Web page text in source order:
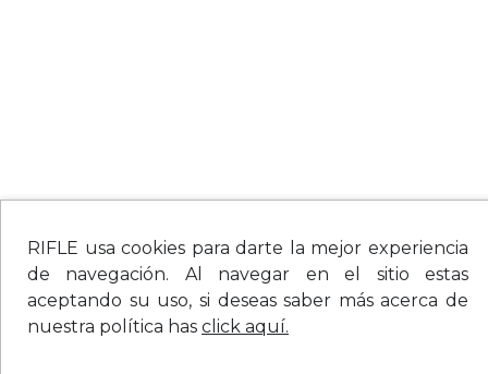
RIFLE usa cookies para darte la mejor experiencia
de navegación. Al navegar en el sitio estas
aceptando su uso, si deseas saber más acerca de
nuestra política has click aquí.